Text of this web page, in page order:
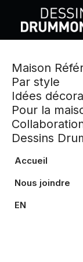
Maison
Par style
Idées
Pour la
Dessins
Accueil
Nous joindre
EN